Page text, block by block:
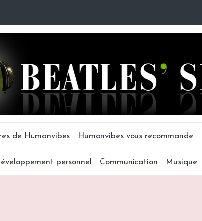
de Humanvibes Humanvibes vous recommande
personnel Communication Musique